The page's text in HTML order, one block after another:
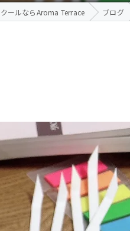
ールならAroma Terrace ブログ